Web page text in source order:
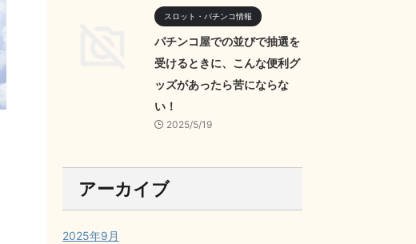
スロット・パチンコ情報
パチンコ屋での並びで抽選を
受けるときに、こんな便利グ
ッズがあったら苦にならな
い！
2025/5/19
アーカイブ
2025年9月